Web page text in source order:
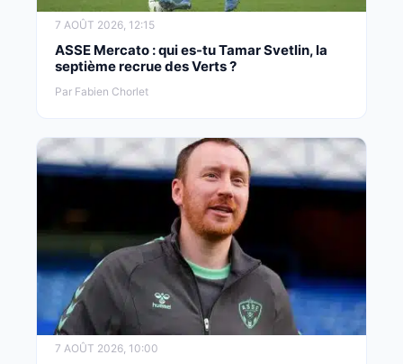
7 AOÛT 2026, 12:15
ASSE Mercato : qui es-tu Tamar Svetlin, la
septième recrue des Verts ?
Par Fabien Chorlet
7 AOÛT 2026, 10:00